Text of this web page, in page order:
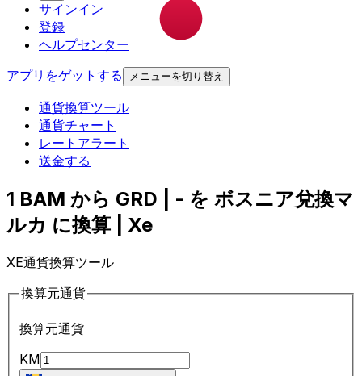
サインイン
登録
ヘルプセンター
アプリをゲットする
メニューを切り替え
通貨換算ツール
通貨チャート
レートアラート
送金する
1 BAM から GRD | - を ボスニア兌換マ
ルカ に換算 | Xe
XE通貨換算ツール
換算元通貨
換算元通貨
KM